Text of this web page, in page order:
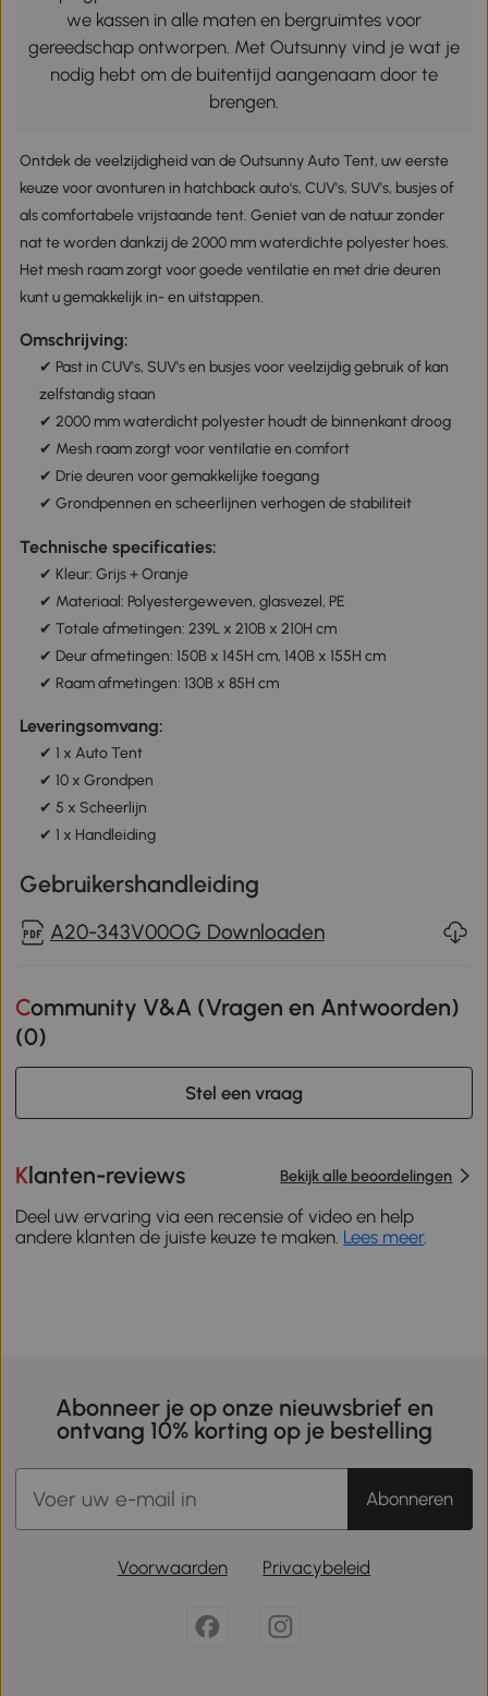
we kassen in alle maten en bergruimtes voor
gereedschap ontworpen. Met Outsunny vind je wat je
nodig hebt om de buitentijd aangenaam door te
brengen.
Ontdek de veelzijdigheid van de Outsunny Auto Tent, uw eerste
keuze voor avonturen in hatchback auto's, CUV's, SUV's, busjes of
als comfortabele vrijstaande tent. Geniet van de natuur zonder
nat te worden dankzij de 2000 mm waterdichte polyester hoes.
Het mesh raam zorgt voor goede ventilatie en met drie deuren
kunt u gemakkelijk in- en uitstappen.
Omschrijving:
✔ Past in CUV's, SUV's en busjes voor veelzijdig gebruik of kan
zelfstandig staan
✔ 2000 mm waterdicht polyester houdt de binnenkant droog
✔ Mesh raam zorgt voor ventilatie en comfort
✔ Drie deuren voor gemakkelijke toegang
✔ Grondpennen en scheerlijnen verhogen de stabiliteit
Technische specificaties:
✔ Kleur: Grijs + Oranje
✔ Materiaal: Polyestergeweven, glasvezel, PE
✔ Totale afmetingen: 239L x 210B x 210H cm
✔ Deur afmetingen: 150B x 145H cm, 140B x 155H cm
✔ Raam afmetingen: 130B x 85H cm
Leveringsomvang:
✔ 1 x Auto Tent
✔ 10 x Grondpen
✔ 5 x Scheerlijn
✔ 1 x Handleiding
Gebruikershandleiding
A20-343V00OG Downloaden
Community V&A (Vragen en Antwoorden)
(0)
Stel een vraag
Klanten-reviews Bekijk alle beoordelingen
Deel uw ervaring via een recensie of video en help
andere klanten de juiste keuze te maken. Lees meer.
Abonneer je op onze nieuwsbrief en
ontvang 10% korting op je bestelling
Abonneren
Voorwaarden Privacybeleid